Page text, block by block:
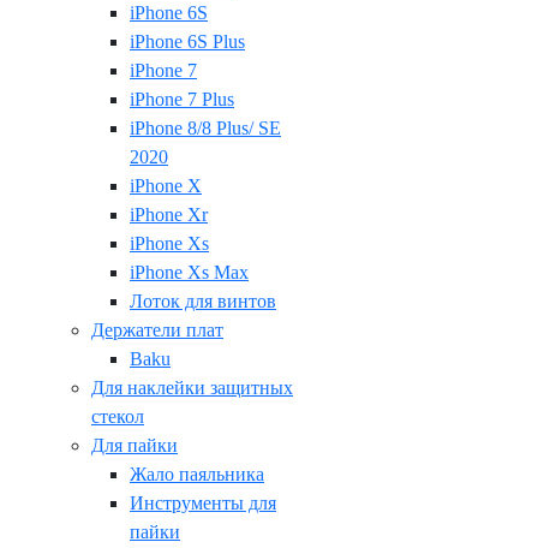
iPhone 6S
iPhone 6S Plus
iPhone 7
iPhone 7 Plus
iPhone 8/8 Plus/ SE
2020
iPhone X
iPhone Xr
iPhone Xs
iPhone Xs Max
Лоток для винтов
Держатели плат
Baku
Для наклейки защитных
стекол
Для пайки
Жало паяльника
Инструменты для
пайки